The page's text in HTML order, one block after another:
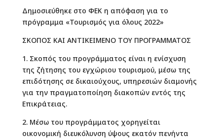
Δημοσιεύθηκε στο ΦΕΚ η απόφαση για το
πρόγραμμα «Τουρισμός για όλους 2022»
ΣΚΟΠΟΣ ΚΑΙ ΑΝΤΙΚΕΙΜΕΝΟ ΤΟΥ ΠΡΟΓΡΑΜΜΑΤΟΣ
1. Σκοπός του προγράμματος είναι η ενίσχυση
της ζήτησης του εγχώριου τουρισμού, μέσω της
επιδότησης σε δικαιούχους, υπηρεσιών διαμονής
για την πραγματοποίηση διακοπών εντός της
Επικράτειας.
2. Μέσω του προγράμματος χορηγείται
οικονομική διευκόλυνση ύψους εκατόν πενήντα